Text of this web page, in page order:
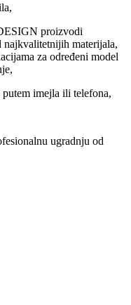
proizvodi
najkvalitetnijih materijala,
za određeni model
imejla ili telefona,
ugradnju od